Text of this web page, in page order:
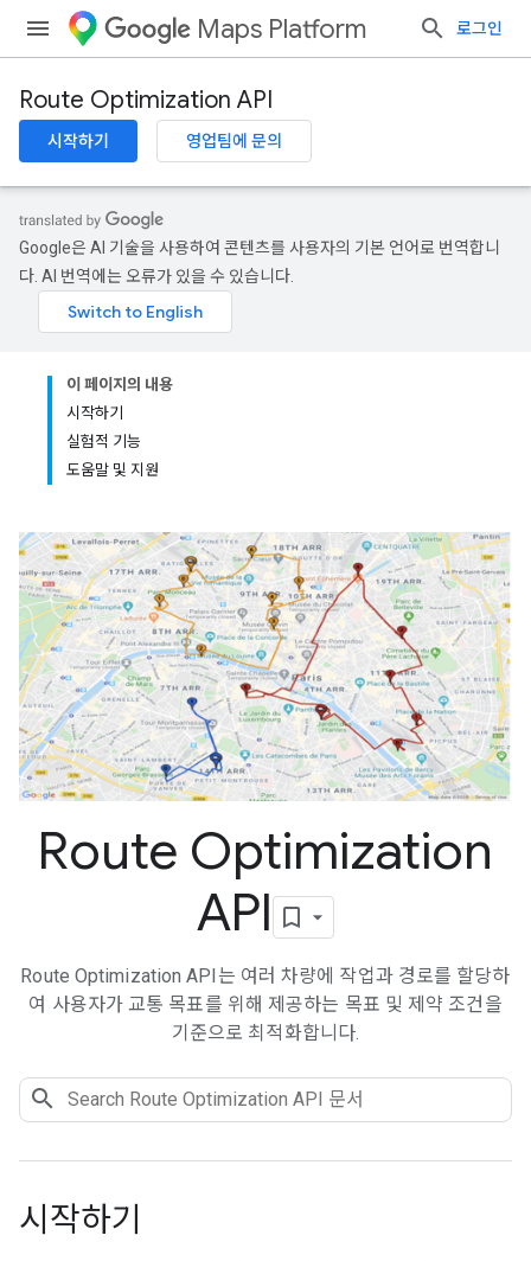
Maps Platform 로그인
Route Optimization API
시작하기 영업팀에 문의
Google은 AI 기술을 사용하여 콘텐츠를 사용자의 기본 언어로 번역합니
다. AI 번역에는 오류가 있을 수 있습니다.
이 페이지의 내용
시작하기
실험적 기능
도움말 및 지원
Route Optimization
API
Route Optimization API는 여러 차량에 작업과 경로를 할당하
여 사용자가 교통 목표를 위해 제공하는 목표 및 제약 조건을
기준으로 최적화합니다.
시작하기